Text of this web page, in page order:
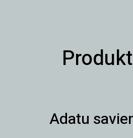
Adatu
savienojuma